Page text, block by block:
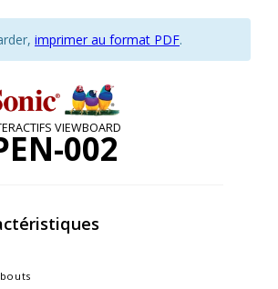
imprimer au format PDF.
VIEWBOARD
002